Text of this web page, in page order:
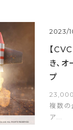
2023/
【
き、
プ
複数の
ア...